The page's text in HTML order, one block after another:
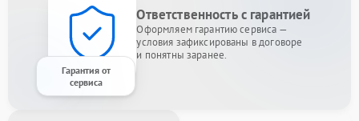
Гарантия от
сервиса
Ответственность с гарантией
Оформляем гарантию сервиса —
условия зафиксированы в договоре
и понятны заранее.